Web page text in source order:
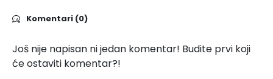
Komentari (0)
Još nije napisan ni jedan komentar! Budite prvi koji
će ostaviti komentar?!